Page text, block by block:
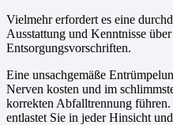
Vielmehr erfordert es eine
Ausstattung und Kenntnisse
Entsorgungsvorschriften.
Eine unsachgemäße
Nerven kosten und im
korrekten Abfalltrennung
entlastet Sie in jeder Hinsicht